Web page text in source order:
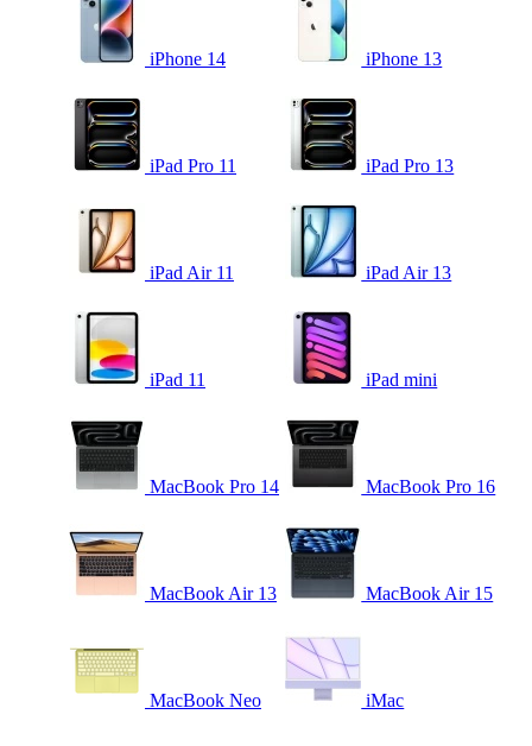
iPhone 14 iPhone 13
iPad Pro 11 iPad Pro 13
iPad Air 11 iPad Air 13
iPad 11 iPad mini
MacBook Pro 14 MacBook Pro 16
MacBook Air 13 MacBook Air 15
MacBook Neo iMac